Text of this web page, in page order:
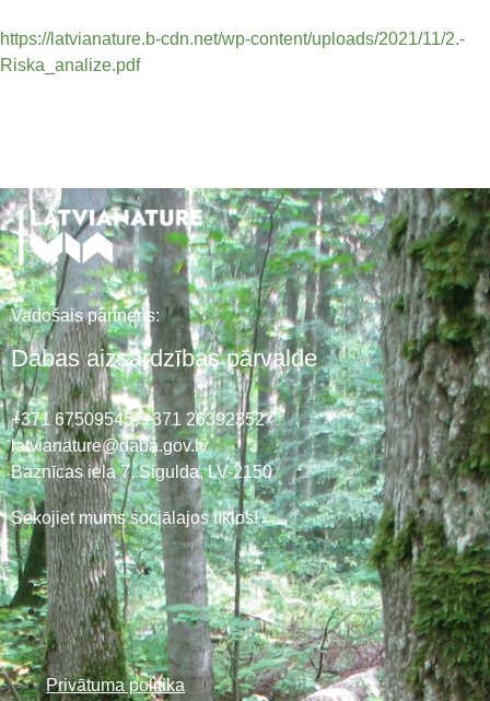
https://latvianature.b-cdn.net/wp-content/uploads/2021/11/2.-
Riska_analize.pdf
Vadošais partneris:
Dabas aizsardzības pārvalde
+371 67509545,+371 26392352
latvianature@daba.gov.lv
Baznīcas iela 7, Sigulda, LV-2150
Sekojiet mums sociālajos tīklos!
Privātuma politika